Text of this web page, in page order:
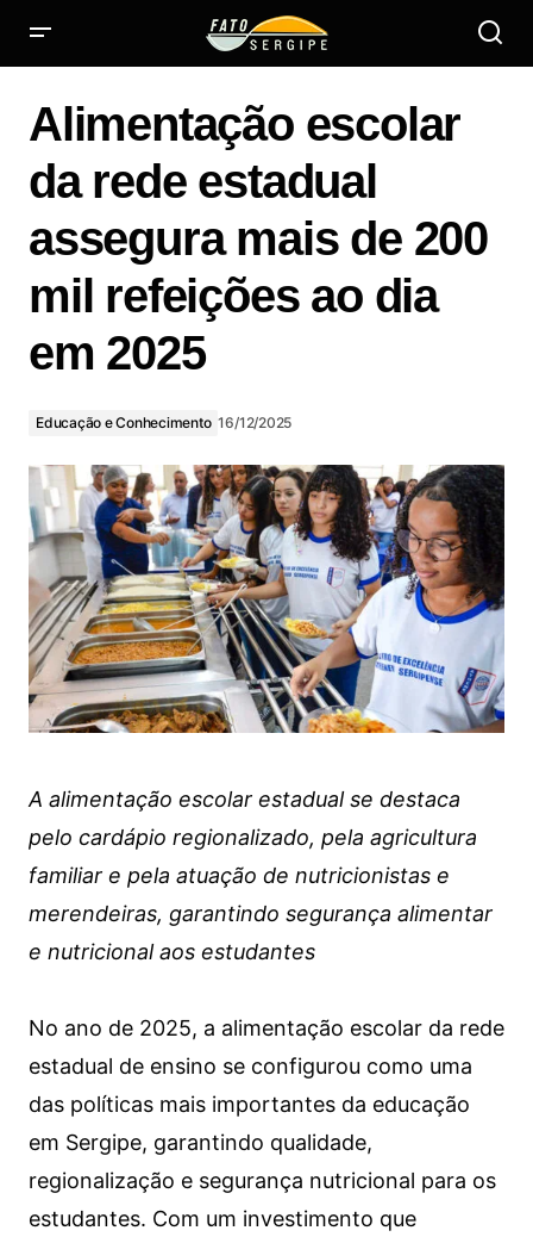
Alimentação escolar
da rede estadual
assegura mais de 200
mil refeições ao dia
em 2025
Educação e Conhecimento 16/12/2025
A alimentação escolar estadual se destaca
pelo cardápio regionalizado, pela agricultura
familiar e pela atuação de nutricionistas e
merendeiras, garantindo segurança alimentar
e nutricional aos estudantes
No ano de 2025, a alimentação escolar da rede
estadual de ensino se configurou como uma
das políticas mais importantes da educação
em Sergipe, garantindo qualidade,
regionalização e segurança nutricional para os
estudantes. Com um investimento que